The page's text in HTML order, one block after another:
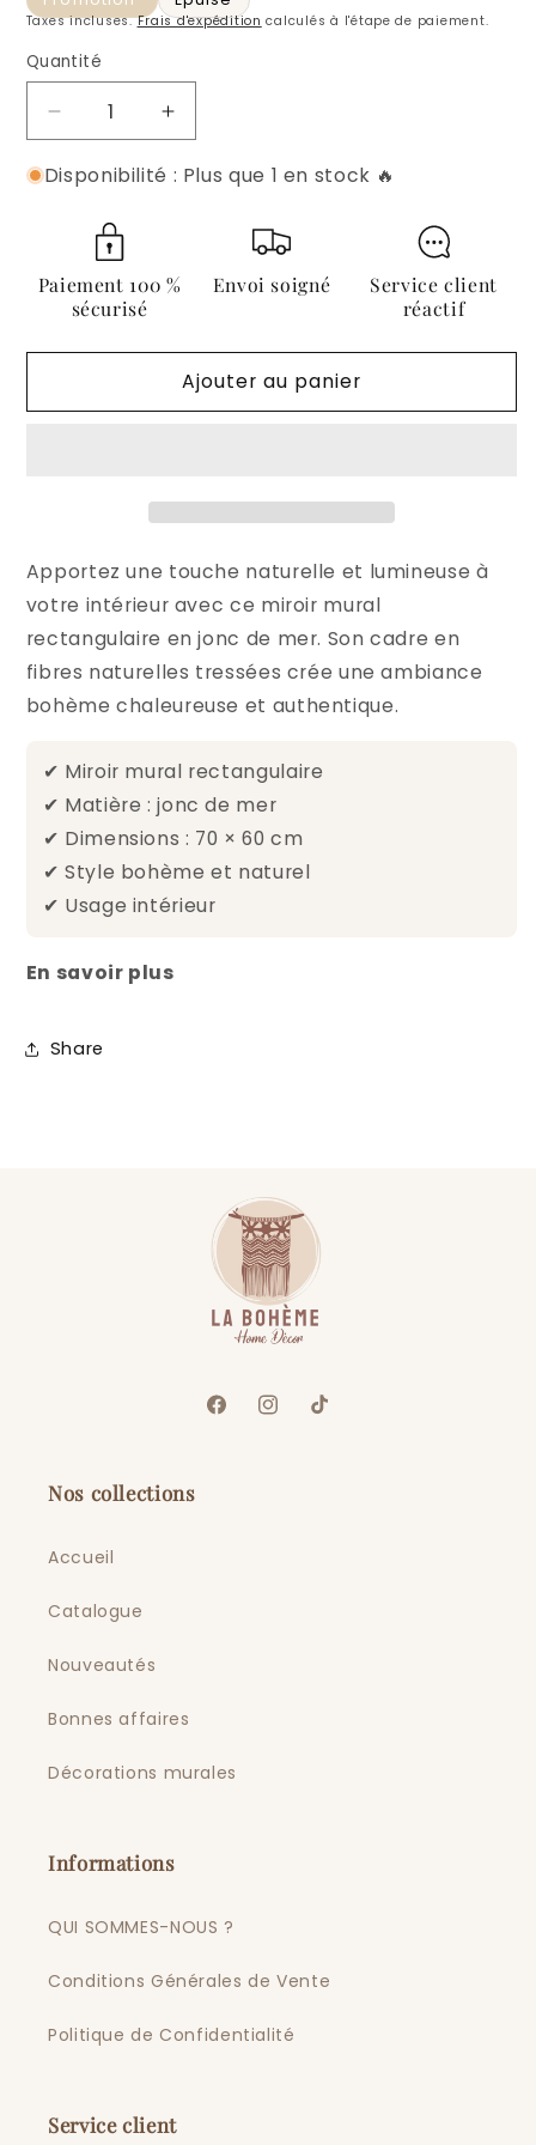
Taxes incluses.Frais d'expédition calculés à l'étape de paiement.
Quantité
Quantité
Réduire
la
quantité
Miroir
mural
rectangulaire
en
de
70x60
Augmenter
la
quantité
rectangulaire
de
mer
70x60
Disponibilité : Plus que 1 en stock 🔥
Paiement 100 %
sécurisé
Envoi soigné
Service client
réactif
Ajouter au panier
Apportez une touche naturelle et lumineuse à
votre intérieur avec ce miroir mural
rectangulaire en jonc de mer. Son cadre en
fibres naturelles tressées crée une ambiance
bohème chaleureuse et authentique.
✔ Miroir mural rectangulaire
✔ Matière : jonc de mer
✔ Dimensions : 70 × 60 cm
✔ Style bohème et naturel
✔ Usage intérieur
En savoir plus
Share
FacebookInstagram
TikTok
Nos collections
Accueil
Catalogue
Nouveautés
Bonnes affaires
Décorations murales
Informations
QUI SOMMES-NOUS ?
Conditions Générales de Vente
Politique de Confidentialité
Service client